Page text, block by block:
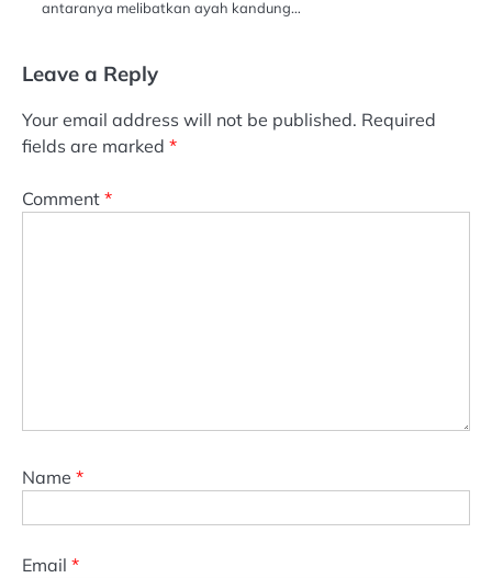
antaranya melibatkan ayah kandung…
Leave a Reply
Your email address will not be published. Required
fields are marked *
Comment *
Name *
Email *